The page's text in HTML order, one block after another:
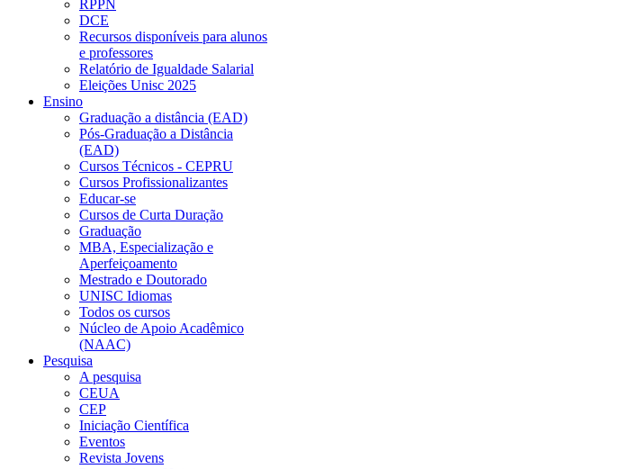
RPPN
DCE
Recursos disponíveis para alunos
e professores
Relatório de Igualdade Salarial
Eleições Unisc 2025
Ensino
Graduação a distância (EAD)
Pós-Graduação a Distância
(EAD)
Cursos Técnicos - CEPRU
Cursos Profissionalizantes
Educar-se
Cursos de Curta Duração
Graduação
MBA, Especialização e
Aperfeiçoamento
Mestrado e Doutorado
UNISC Idiomas
Todos os cursos
Núcleo de Apoio Acadêmico
(NAAC)
Pesquisa
A pesquisa
CEUA
CEP
Iniciação Científica
Eventos
Revista Jovens